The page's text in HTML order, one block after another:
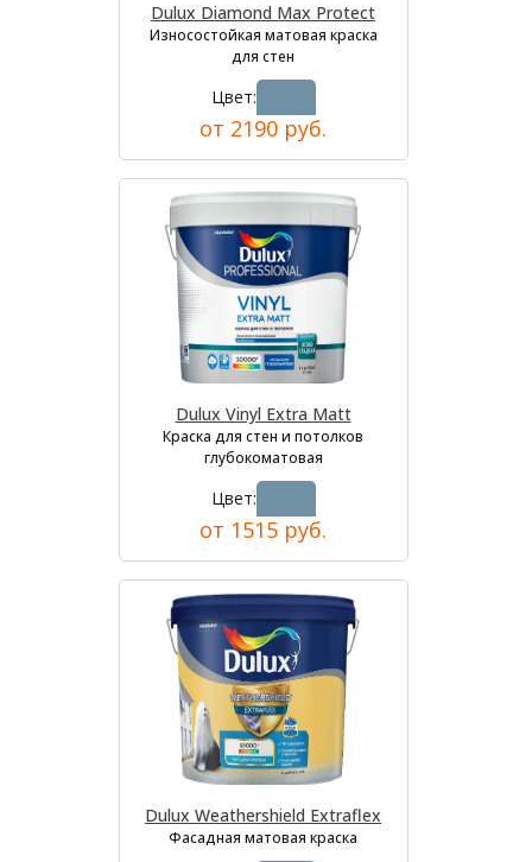
Dulux Diamond Max Protect
Износостойкая матовая краска
для стен
Цвет:
от 2190 руб.
Dulux Vinyl Extra Matt
Краска для стен и потолков
глубокоматовая
Цвет:
от 1515 руб.
Dulux Weathershield Extraflex
Фасадная матовая краска